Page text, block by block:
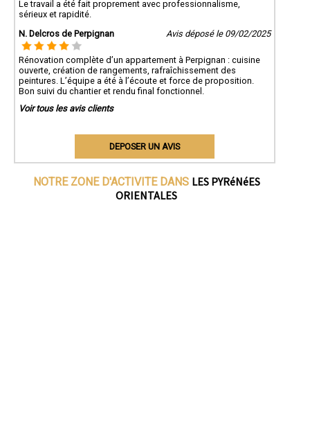
Le travail a été fait proprement avec professionnalisme,
sérieux et rapidité.
N. Delcros de Perpignan
Avis déposé le 09/02/2025
Rénovation complète d’un appartement à Perpignan : cuisine
ouverte, création de rangements, rafraîchissement des
peintures. L’équipe a été à l’écoute et force de proposition.
Bon suivi du chantier et rendu final fonctionnel.
Voir tous les avis clients
DEPOSER UN AVIS
NOTRE ZONE D'ACTIVITE DANS LES PYRéNéES
ORIENTALES